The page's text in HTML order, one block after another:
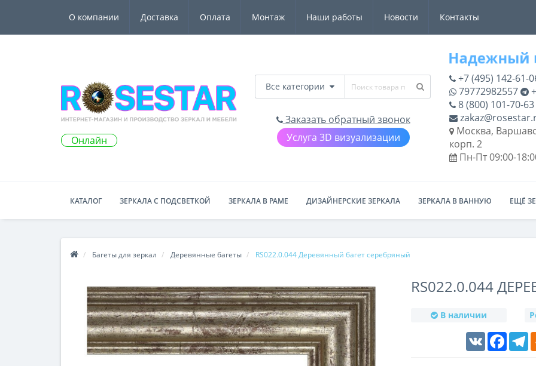
О компании Доставка Оплата Монтаж Наши работы Новости Контакты
Онлайн
Все категории
Заказать обратный звонок
Услуга 3D визуализации
+7 (495) 142-61-
79772982557
8 (800) 101-70-63
Москва,
корп. 2
Пн-Пт 09:00-
КАТАЛОГ ЗЕРКАЛА С ПОДСВЕТКОЙ ЗЕРКАЛА В РАМЕ ДИЗАЙНЕРСКИЕ ЗЕРКАЛА ЗЕРКАЛА В ВАННУЮ ЕЩЁ
Багеты для зеркал Деревянные багеты RS022.0.044 Деревянный багет серебряный
RS022.0.044
В наличии
VK